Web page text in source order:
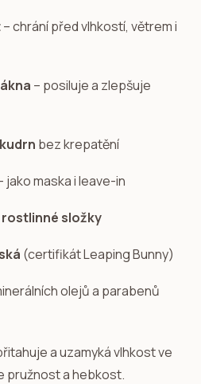
– chrání před vlhkostí, větrem i
– posiluje a zlepšuje
bez krepatění
jako maska i leave-in
rostlinné složky
(certifikát Leaping Bunny)
olejů a parabenů
a uzamyká vlhkost ve
pružnost a hebkost.